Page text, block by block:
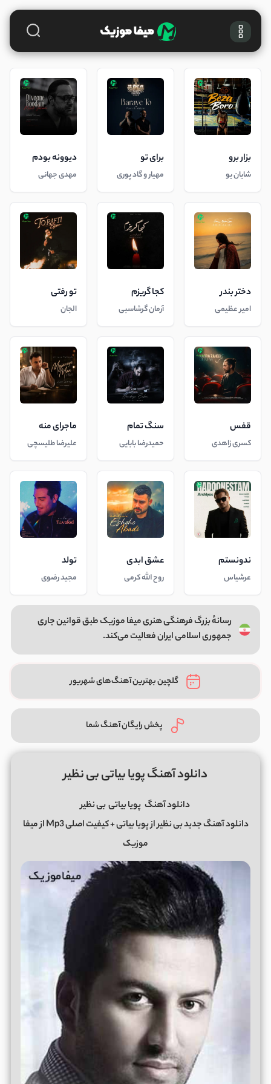
بزار برو
شایان یو
برای تو
مهیار و گاد پوری
دیوونه بودم
مهدی جهانی
دختر بندر
امیر عظیمی
کجا گریزم
آرمان گرشاسبی
تو رفتی
الجان
قفس
کسری زاهدی
سنگ تمام
حمیدرضا بابایی
ماجرای منه
علیرضا طلیسچی
ندونستم
عرشیاس
عشق ابدی
روح الله کرمی
تولد
مجید رضوی
رسانهٔ بزرگ فرهنگی هنری میفا موزیک طبق قوانین جاری
جمهوری اسلامی ایران فعالیت می‌کند.
گلچین بهترین آهنگ‌های شهریور
پخش رایگان آهنگ شما
دانلود آهنگ پویا بیاتی بی نظیر
دانلود آهنگ پویا بیاتیبی نظیر
دانلود آهنگ جدید بی نظیر از پویا بیاتی + کیفیت اصلی Mp3 از میفا
موزیک